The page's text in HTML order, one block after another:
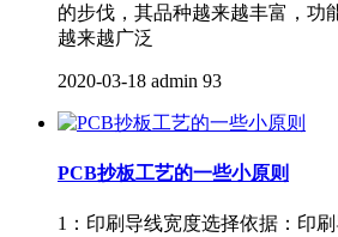
的步伐，其品种越来越丰富，功
越来越广泛
2020-03-18 admin 93
PCB抄板工艺的一些小原则
1：印刷导线宽度选择依据：印